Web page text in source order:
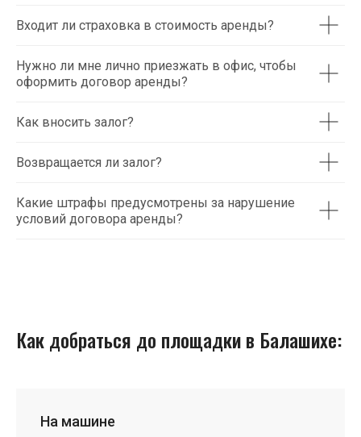
Входит ли страховка в стоимость аренды?
Нужно ли мне лично приезжать в офис, чтобы
оформить договор аренды?
Как вносить залог?
Возвращается ли залог?
Какие штрафы предусмотрены за нарушение
условий договора аренды?
Как добраться до площадки в Балашихе:
На машине